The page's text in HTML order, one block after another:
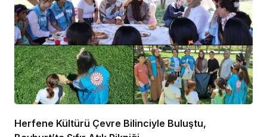
Herfene Kültürü Çevre Bilinciyle Buluştu,